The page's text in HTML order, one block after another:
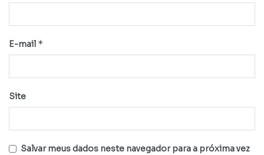
E-mail *
Site
Salvar meus dados neste navegador para a próxima vez